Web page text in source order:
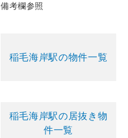
備考欄参照
稲毛海岸駅の物件一覧
稲毛海岸駅の居抜き物
件一覧